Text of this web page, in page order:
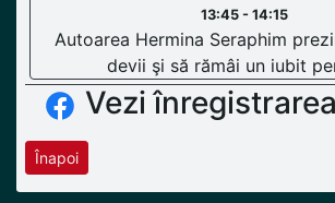
13:45 - 14:15
Autoarea Hermina Seraphim
devii şi să rămâi un iubit
Vezi
Înapoi